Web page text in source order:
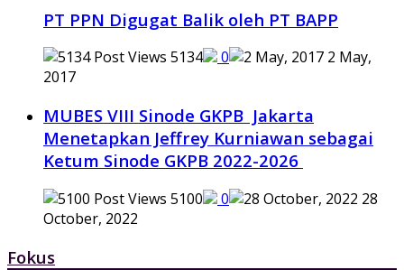
PT PPN Digugat Balik oleh PT BAPP
5134 0
2 May,
2017
MUBES VIII Sinode GKPB Jakarta
Menetapkan Jeffrey Kurniawan sebagai
Ketum Sinode GKPB 2022-2026
5100 0
28
October, 2022
Fokus